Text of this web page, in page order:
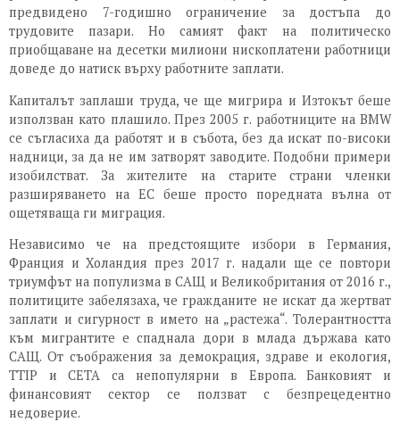
предвидено 7-годишно ограничение за достъпа до
трудовите пазари. Но самият факт на политическо
приобщаване на десетки милиони нископлатени работници
доведе до натиск върху работните заплати.
Капиталът заплаши труда, че ще мигрира и Изтокът беше
използван като плашило. През 2005 г. работниците на BMW
се съгласиха да работят и в събота, без да искат по-високи
надници, за да не им затворят заводите. Подобни примери
изобилстват. За жителите на старите страни членки
разширяването на ЕС беше просто поредната вълна от
ощетяваща ги миграция.
Независимо че на предстоящите избори в Германия,
Франция и Холандия през 2017 г. надали ще се повтори
триумфът на популизма в САЩ и Великобритания от 2016 г.,
политиците забелязаха, че гражданите не искат да жертват
заплати и сигурност в името на „растежа“. Толерантността
към мигрантите е спаднала дори в млада държава като
САЩ. От съображения за демокрация, здраве и екология,
TTIP и CETA са непопулярни в Европа. Банковият и
финансовият сектор се ползват с безпрецедентно
недоверие.